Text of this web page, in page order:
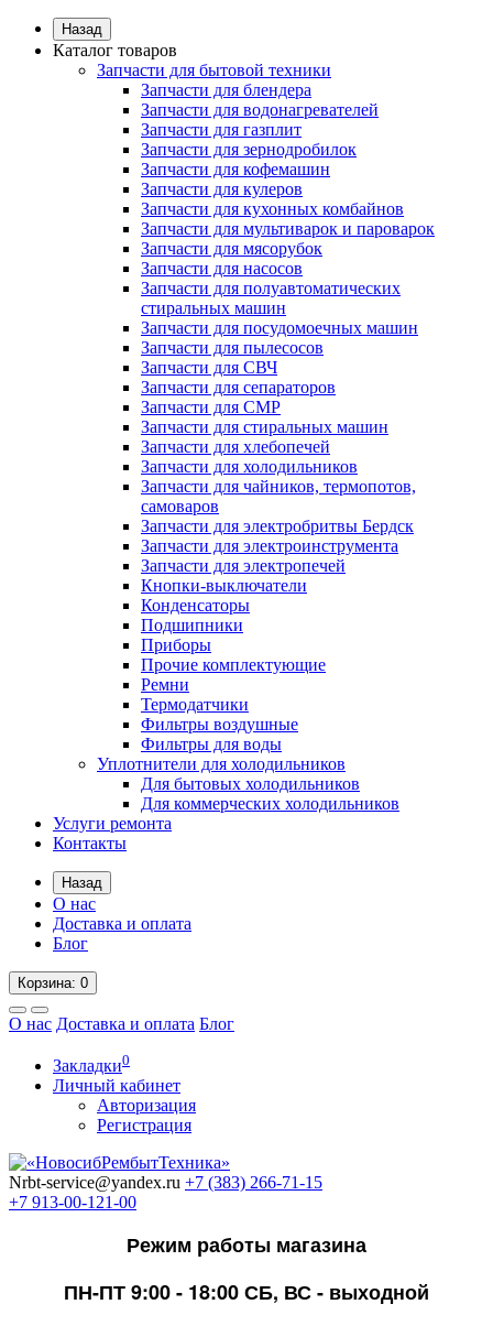
Назад
Каталог товаров
Запчасти для бытовой техники
Запчасти для блендера
Запчасти для водонагревателей
Запчасти для газплит
Запчасти для зернодробилок
Запчасти для кофемашин
Запчасти для кулеров
Запчасти для кухонных комбайнов
Запчасти для мультиварок и пароварок
Запчасти для мясорубок
Запчасти для насосов
Запчасти для полуавтоматических
стиральных машин
Запчасти для посудомоечных машин
Запчасти для пылесосов
Запчасти для СВЧ
Запчасти для сепараторов
Запчасти для СМР
Запчасти для стиральных машин
Запчасти для хлебопечей
Запчасти для холодильников
Запчасти для чайников, термопотов,
самоваров
Запчасти для электробритвы Бердск
Запчасти для электроинструмента
Запчасти для электропечей
Кнопки-выключатели
Конденсаторы
Подшипники
Приборы
Прочие комплектующие
Ремни
Термодатчики
Фильтры воздушные
Фильтры для воды
Уплотнители для холодильников
Для бытовых холодильников
Для коммерческих холодильников
Услуги ремонта
Контакты
Назад
О нас
Доставка и оплата
Блог
Корзина: 0
О нас Доставка и оплата Блог
Закладки0
Личный кабинет
Авторизация
Регистрация
Nrbt-service@yandex.ru +7 (383) 266-71-15
+7 913-00-121-00
Режим работы магазина
ПН-ПТ 9:00 - 18:00СБ, ВС - выходной